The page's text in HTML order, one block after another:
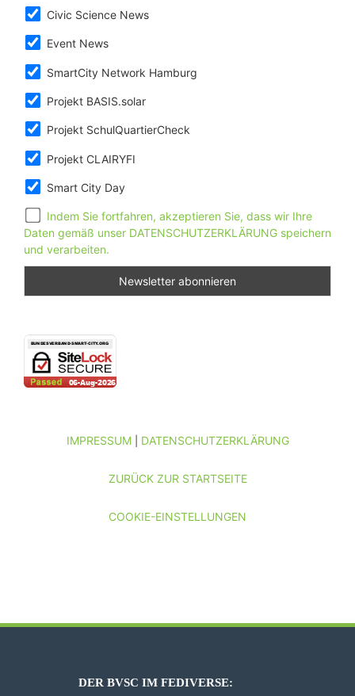
Civic Science News
Event News
SmartCity Network Hamburg
Projekt BASIS.solar
Projekt SchulQuartierCheck
Projekt CLAIRYFI
Smart City Day
Indem Sie fortfahren, akzeptieren Sie, dass wir Ihre
Daten gemäß unser DATENSCHUTZERKLÄRUNG speichern
und verarbeiten.
IMPRESSUM| DATENSCHUTZERKLÄRUNG
ZURÜCK ZUR STARTSEITE
COOKIE-EINSTELLUNGEN
DER BVSC IM FEDIVERSE: